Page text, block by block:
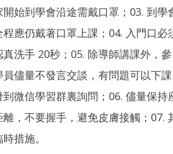
開始到學會沿途需戴口罩；03. 到學
程應仍戴著口罩上課；04. 入門口必
真洗手 20秒；05. 除導師講課外，參
員儘量不發言交談，有問題可以下課
到微信學習群裏詢問；06. 儘量保持
離，不要握手，避免皮膚接觸；07.
措施。